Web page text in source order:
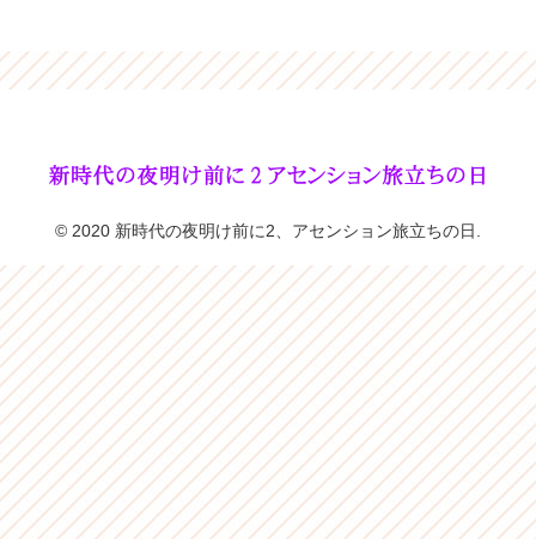
© 2020 新時代の夜明け前に2、アセンション旅立ちの日.